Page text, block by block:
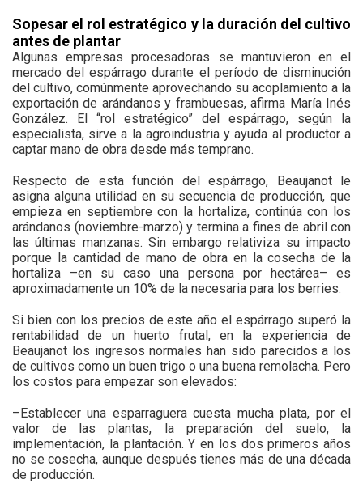
Sopesar el rol estratégico y la duración del cultivo
antes de plantar
Algunas empresas procesadoras se mantuvieron en el
mercado del espárrago durante el período de disminución
del cultivo, comúnmente aprovechando su acoplamiento a la
exportación de arándanos y frambuesas, afirma María Inés
González. El “rol estratégico” del espárrago, según la
especialista, sirve a la agroindustria y ayuda al productor a
captar mano de obra desde más temprano.
Respecto de esta función del espárrago, Beaujanot le
asigna alguna utilidad en su secuencia de producción, que
empieza en septiembre con la hortaliza, continúa con los
arándanos (noviembre-marzo) y termina a fines de abril con
las últimas manzanas. Sin embargo relativiza su impacto
porque la cantidad de mano de obra en la cosecha de la
hortaliza –en su caso una persona por hectárea– es
aproximadamente un 10% de la necesaria para los berries.
Si bien con los precios de este año el espárrago superó la
rentabilidad de un huerto frutal, en la experiencia de
Beaujanot los ingresos normales han sido parecidos a los
de cultivos como un buen trigo o una buena remolacha. Pero
los costos para empezar son elevados:
–Establecer una esparraguera cuesta mucha plata, por el
valor de las plantas, la preparación del suelo, la
implementación, la plantación. Y en los dos primeros años
no se cosecha, aunque después tienes más de una década
de producción.